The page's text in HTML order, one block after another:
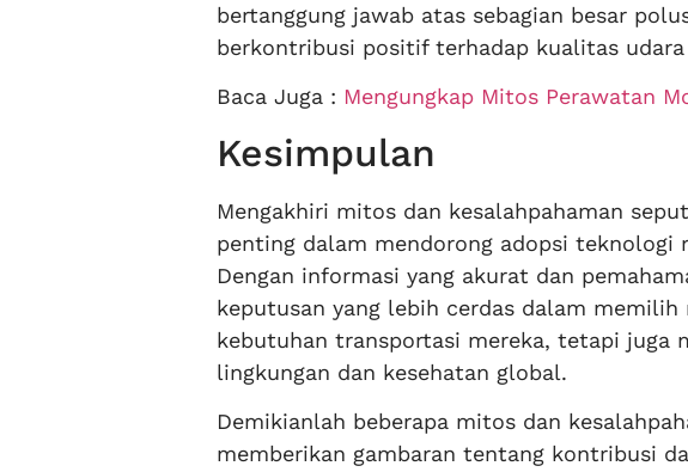
bertanggung jawab atas sebagian besar
berkontribusi positif terhadap kualitas
Baca Juga : Mengungkap Mitos Perawatan
Kesimpulan
Mengakhiri mitos dan kesalahpahaman
penting dalam mendorong adopsi teknologi
Dengan informasi yang akurat dan
keputusan yang lebih cerdas dalam
kebutuhan transportasi mereka, tetapi juga
lingkungan dan kesehatan global.
Demikianlah beberapa mitos dan
memberikan gambaran tentang kontribusi